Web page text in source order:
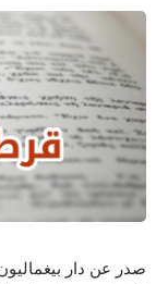
صدر عن دار